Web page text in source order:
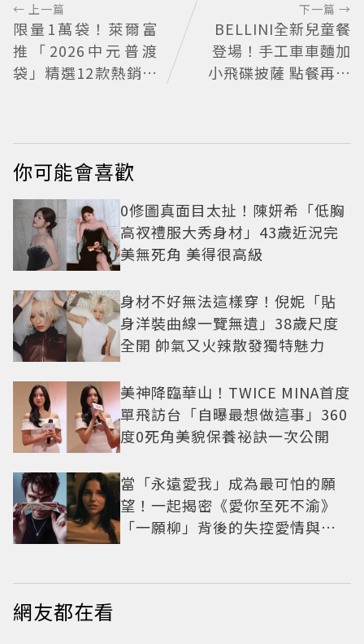
← 上一篇
限量1萬袋！萊爾富
推「2026中元普渡
袋」精選12款熱銷商
下一篇 →
BELLINI全新兒童餐
登場！手工車車麵加
小飛碟披薩 點餐再送
你可能會喜歡
0修圖真面目太扯！陳妍希「低胸
高衩禮服大秀身材」43歲近況完
美無死角 美得很高級
身材不好無法這樣穿！倪妮「貼
身洋裝曲線一覽無遺」38歲尺度
全開 帥氣又火辣散發獨特魅力
美神降臨華山！TWICE MINA首度
單飛訪台「自曝最想做這事」360
度0死角美貌保養祕訣一次公開
當「永遠愛我」成為最可怕的願
望！一起揭密《愛你至死不渝》
「一願柳」背後的失控愛情與爆
網友都在看